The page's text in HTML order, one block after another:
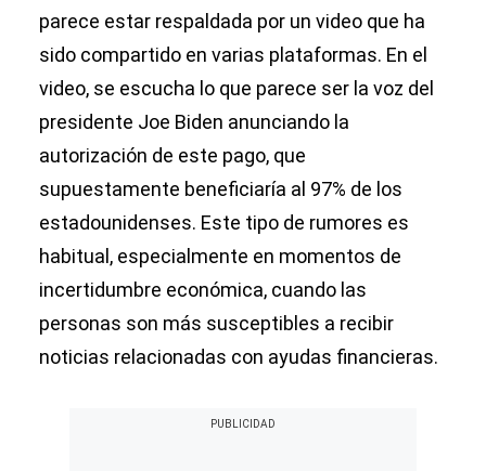
parece estar respaldada por un video que ha
sido compartido en varias plataformas. En el
video, se escucha lo que parece ser la voz del
presidente Joe Biden anunciando la
autorización de este pago, que
supuestamente beneficiaría al 97% de los
estadounidenses. Este tipo de rumores es
habitual, especialmente en momentos de
incertidumbre económica, cuando las
personas son más susceptibles a recibir
noticias relacionadas con ayudas financieras.